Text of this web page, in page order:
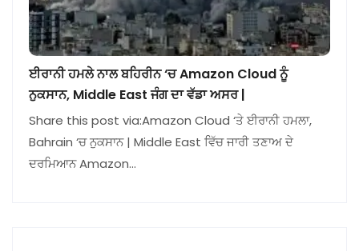
ਈਰਾਨੀ ਹਮਲੇ ਨਾਲ ਬਹਿਰੀਨ ‘ਚ Amazon Cloud ਨੂੰ
ਨੁਕਸਾਨ, Middle East ਜੰਗ ਦਾ ਵੱਡਾ ਅਸਰ |
Share this post via:Amazon Cloud ‘ਤੇ ਈਰਾਨੀ ਹਮਲਾ,
Bahrain ‘ਚ ਨੁਕਸਾਨ | Middle East ਵਿੱਚ ਜਾਰੀ ਤਣਾਅ ਦੇ
ਦਰਮਿਆਨ Amazon…